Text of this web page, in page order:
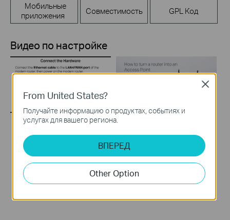
Мобильные
приложения
Совместимость GPL Код
Видео по настройке
Настройка режима
Wi-Fi роутера на
роутерах с
модемом
Как превратить
роутер в точку
доступа?
From United States?
Получайте информацию о продуктах, событиях и
услугах для вашего региона.
ВПЕРЕД
Other Option
Close